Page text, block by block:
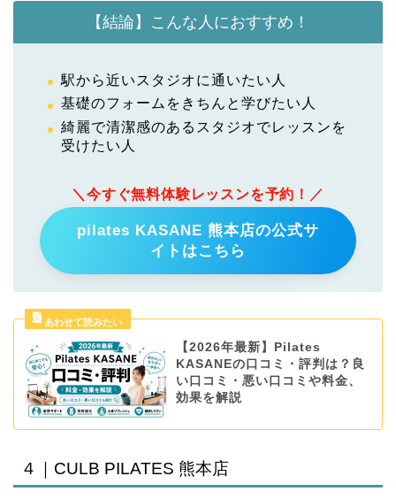
【結論】こんな人におすすめ！
駅から近いスタジオに通いたい人
基礎のフォームをきちんと学びたい人
綺麗で清潔感のあるスタジオでレッスンを
受けたい人
＼今すぐ無料体験レッスンを予約！／
pilates KASANE 熊本店の公式サ
イトはこちら
【2026年最新】Pilates
KASANEの口コミ・評判は？良
い口コミ・悪い口コミや料金、
効果を解説
４｜CULB PILATES 熊本店